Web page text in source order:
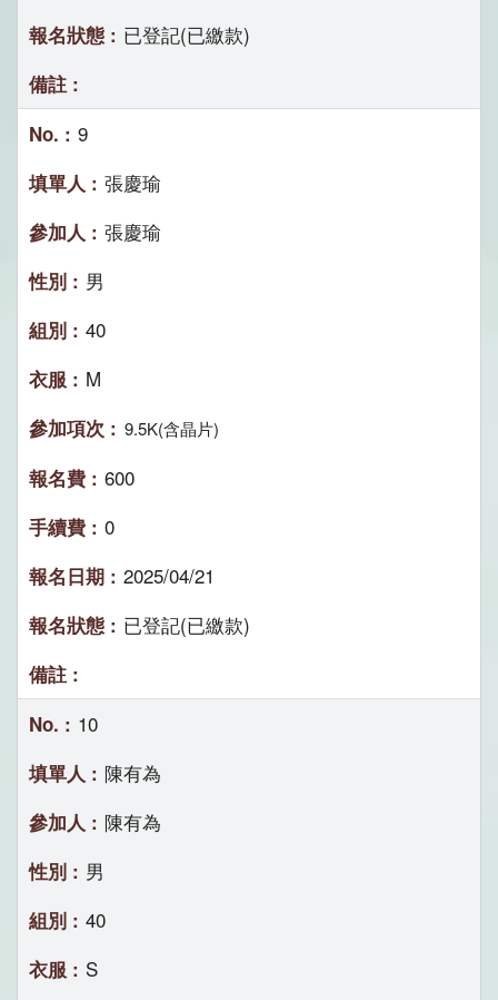
已登記(已繳款)
9
張慶瑜
張慶瑜
男
40
M
9.5K(含晶片)
600
0
2025/04/21
已登記(已繳款)
10
陳有為
陳有為
男
40
S